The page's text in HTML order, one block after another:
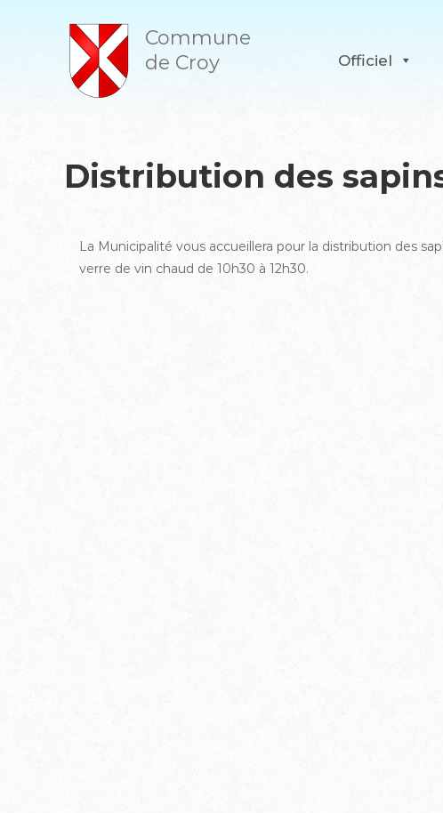
Commune
de Croy
Officiel
Distribution des
La Municipalité vous accueillera pour la distribution des
verre de vin chaud de 10h30 à 12h30.